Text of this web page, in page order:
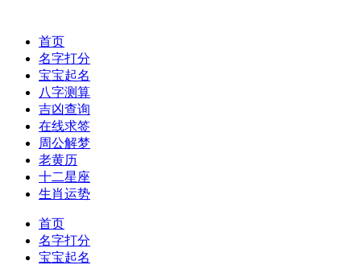
首页
名字打分
宝宝起名
八字测算
吉凶查询
在线求签
周公解梦
老黄历
十二星座
生肖运势
首页
名字打分
宝宝起名